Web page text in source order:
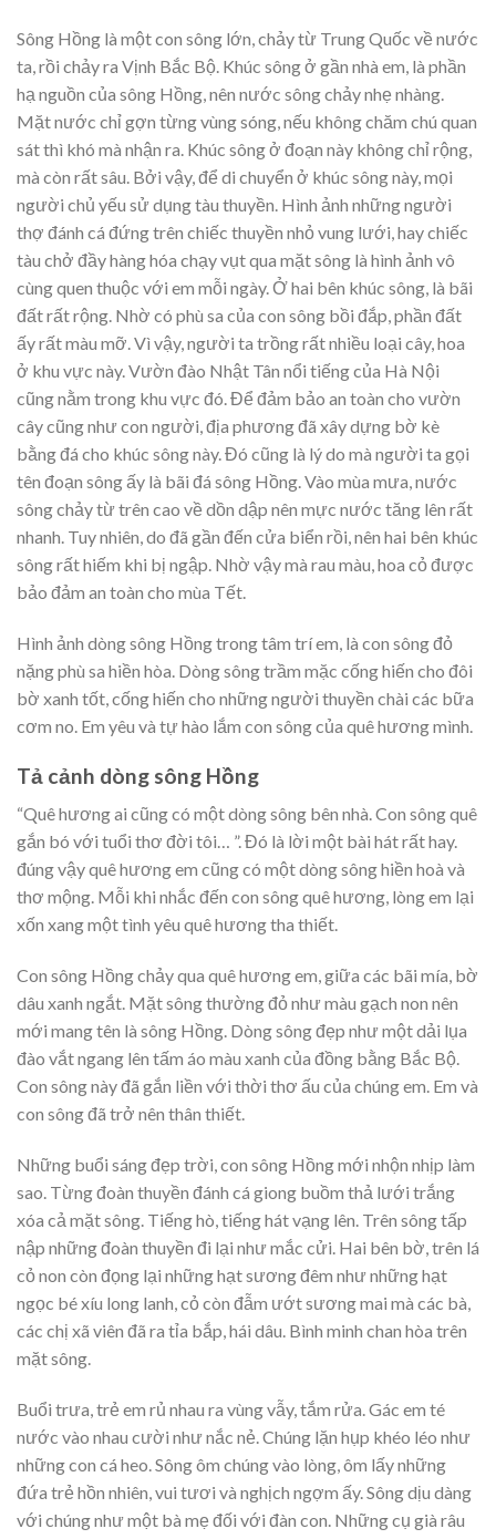
Sông Hồng là một con sông lớn, chảy từ Trung Quốc về nước
ta, rồi chảy ra Vịnh Bắc Bộ. Khúc sông ở gần nhà em, là phần
hạ nguồn của sông Hồng, nên nước sông chảy nhẹ nhàng.
Mặt nước chỉ gợn từng vùng sóng, nếu không chăm chú quan
sát thì khó mà nhận ra. Khúc sông ở đoạn này không chỉ rộng,
mà còn rất sâu. Bởi vậy, để di chuyển ở khúc sông này, mọi
người chủ yếu sử dụng tàu thuyền. Hình ảnh những người
thợ đánh cá đứng trên chiếc thuyền nhỏ vung lưới, hay chiếc
tàu chở đầy hàng hóa chạy vụt qua mặt sông là hình ảnh vô
cùng quen thuộc với em mỗi ngày. Ở hai bên khúc sông, là bãi
đất rất rộng. Nhờ có phù sa của con sông bồi đắp, phần đất
ấy rất màu mỡ. Vì vậy, người ta trồng rất nhiều loại cây, hoa
ở khu vực này. Vườn đào Nhật Tân nổi tiếng của Hà Nội
cũng nằm trong khu vực đó. Để đảm bảo an toàn cho vườn
cây cũng như con người, địa phương đã xây dựng bờ kè
bằng đá cho khúc sông này. Đó cũng là lý do mà người ta gọi
tên đoạn sông ấy là bãi đá sông Hồng. Vào mùa mưa, nước
sông chảy từ trên cao về dồn dập nên mực nước tăng lên rất
nhanh. Tuy nhiên, do đã gần đến cửa biển rồi, nên hai bên khúc
sông rất hiếm khi bị ngập. Nhờ vậy mà rau màu, hoa cỏ được
bảo đảm an toàn cho mùa Tết.
Hình ảnh dòng sông Hồng trong tâm trí em, là con sông đỏ
nặng phù sa hiền hòa. Dòng sông trầm mặc cống hiến cho đôi
bờ xanh tốt, cống hiến cho những người thuyền chài các bữa
cơm no. Em yêu và tự hào lắm con sông của quê hương mình.
Tả cảnh dòng sông Hồng
“Quê hương ai cũng có một dòng sông bên nhà. Con sông quê
gắn bó với tuổi thơ đời tôi… ”. Đó là lời một bài hát rất hay.
đúng vậy quê hương em cũng có một dòng sông hiền hoà và
thơ mộng. Mỗi khi nhắc đến con sông quê hương, lòng em lại
xốn xang một tình yêu quê hương tha thiết.
Con sông Hồng chảy qua quê hương em, giữa các bãi mía, bờ
dâu xanh ngắt. Mặt sông thường đỏ như màu gạch non nên
mới mang tên là sông Hồng. Dòng sông đẹp như một dải lụa
đào vắt ngang lên tấm áo màu xanh của đồng bằng Bắc Bộ.
Con sông này đã gắn liền với thời thơ ấu của chúng em. Em và
con sông đã trở nên thân thiết.
Những buổi sáng đẹp trời, con sông Hồng mới nhộn nhịp làm
sao. Từng đoàn thuyền đánh cá giong buồm thả lưới trắng
xóa cả mặt sông. Tiếng hò, tiếng hát vạng lên. Trên sông tấp
nập những đoàn thuyền đi lại như mắc cửi. Hai bên bờ, trên lá
cỏ non còn đọng lại những hạt sương đêm như những hạt
ngọc bé xíu long lanh, cỏ còn đẫm ướt sương mai mà các bà,
các chị xã viên đã ra tỉa bắp, hái dâu. Bình minh chan hòa trên
mặt sông.
Buổi trưa, trẻ em rủ nhau ra vùng vẫy, tắm rửa. Gác em té
nước vào nhau cười như nắc nẻ. Chúng lặn hụp khéo léo như
những con cá heo. Sông ôm chúng vào lòng, ôm lấy những
đứa trẻ hồn nhiên, vui tươi và nghịch ngợm ấy. Sông dịu dàng
với chúng như một bà mẹ đối với đàn con. Những cụ già râu